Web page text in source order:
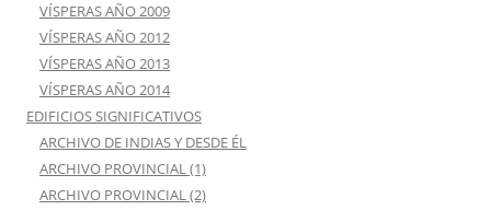
VÍSPERAS AÑO 2009
VÍSPERAS AÑO 2012
VÍSPERAS AÑO 2013
VÍSPERAS AÑO 2014
EDIFICIOS SIGNIFICATIVOS
ARCHIVO DE INDIAS Y DESDE ÉL
ARCHIVO PROVINCIAL (1)
ARCHIVO PROVINCIAL (2)